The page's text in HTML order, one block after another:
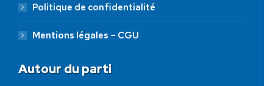
Politique de confidentialité
Mentions légales – CGU
Autour du parti